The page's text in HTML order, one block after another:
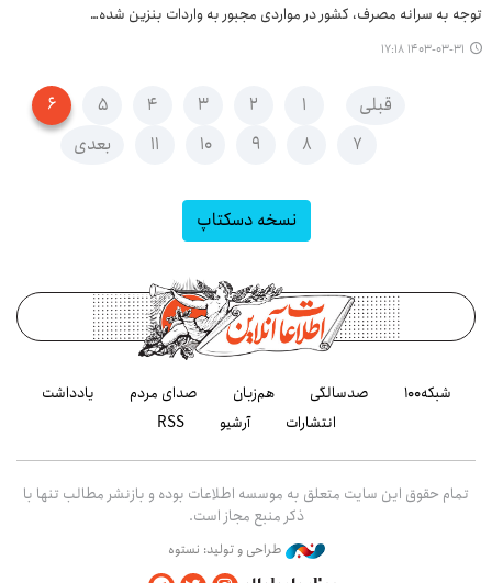
توجه به سرانه مصرف، کشور در مواردی مجبور به واردات بنزین شده…
۱۴۰۳-۰۳-۳۱ ۱۷:۱۸
قبلی ۱ ۲ ۳ ۴ ۵
۶
۷
۸ ۹ ۱۰ ۱۱ بعدی
نسخه دسکتاپ
شبکه۱۰۰ صدسالگی هم‌زبان صدای مردم
یادداشت
انتشارات
آرشیو RSS
تمام حقوق این سایت متعلق به موسسه اطلاعات بوده و بازنشر مطالب تنها با
ذکر منبع مجاز است.
طراحی و تولید: نستوه